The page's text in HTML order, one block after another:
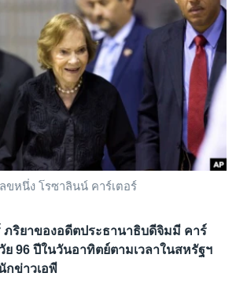
ขหนึ่ง โรซาลินน์ คาร์เตอร์
ภริยาของอดีตประธานาธิบดีจิมมี คาร์
ย 96 ปีในวันอาทิตย์ตามเวลาในสหรัฐฯ
กข่าวเอพี